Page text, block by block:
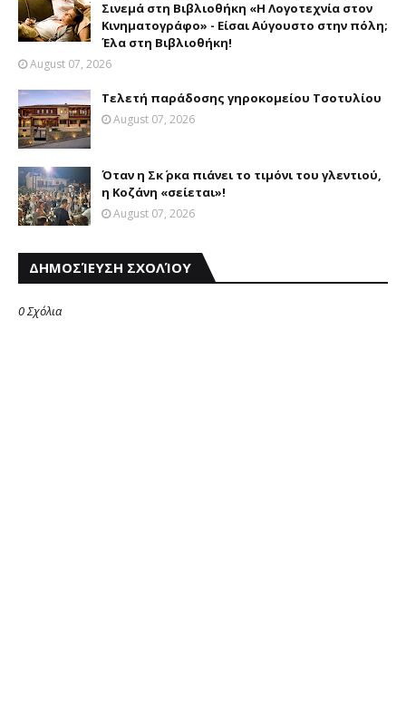
Σινεμά στη Βιβλιοθήκη «Η Λογοτεχνία στον
Κινηματογράφο» - Είσαι Αύγουστο στην πόλη;
Έλα στη Βιβλιοθήκη!
August 07, 2026
Τελετή παράδοσης γηροκομείου Τσοτυλίου
August 07, 2026
Όταν η Σκ΄ ρκα πιάνει το τιμόνι του γλεντιού,
η Κοζάνη «σείεται»!
August 07, 2026
ΔΗΜΟΣΊΕΥΣΗ ΣΧΟΛΊΟΥ
0 Σχόλια